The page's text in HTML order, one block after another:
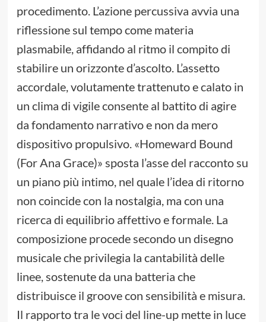
procedimento. L’azione percussiva avvia una
riflessione sul tempo come materia
plasmabile, affidando al ritmo il compito di
stabilire un orizzonte d’ascolto. L’assetto
accordale, volutamente trattenuto e calato in
un clima di vigile consente al battito di agire
da fondamento narrativo e non da mero
dispositivo propulsivo. «Homeward Bound
(For Ana Grace)» sposta l’asse del racconto su
un piano più intimo, nel quale l’idea di ritorno
non coincide con la nostalgia, ma con una
ricerca di equilibrio affettivo e formale. La
composizione procede secondo un disegno
musicale che privilegia la cantabilità delle
linee, sostenute da una batteria che
distribuisce il groove con sensibilità e misura.
Il rapporto tra le voci del line-up mette in luce